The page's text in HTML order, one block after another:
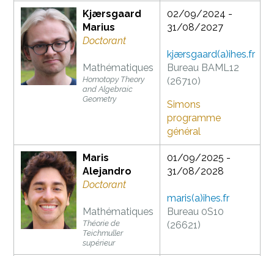
Kjærsgaard
Marius
Doctorant
Mathématiques
Homotopy Theory
and Algebraic
Geometry
02/09/2024 -
31/08/2027
kjærsgaard(a)ihes.fr
Bureau BAML12
(26710)
Simons
programme
général
Maris
Alejandro
Doctorant
Mathématiques
Théorie de
Teichmuller
supérieur
01/09/2025 -
31/08/2028
maris(a)ihes.fr
Bureau 0S10
(26621)